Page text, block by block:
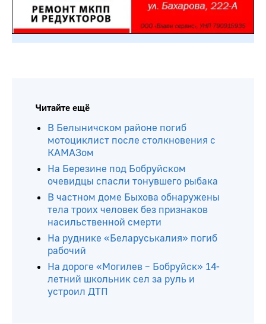
Читайте ещё
В Белыничском районе погиб
мотоциклист после столкновения с
КАМАЗом
На Березине под Бобруйском
очевидцы спасли тонувшего рыбака
В частном доме Быхова обнаружены
тела троих человек без признаков
насильственной смерти
На руднике «Беларуськалия» погиб
рабочий
На дороге «Могилев – Бобруйск» 14-
летний школьник сел за руль и
устроил ДТП